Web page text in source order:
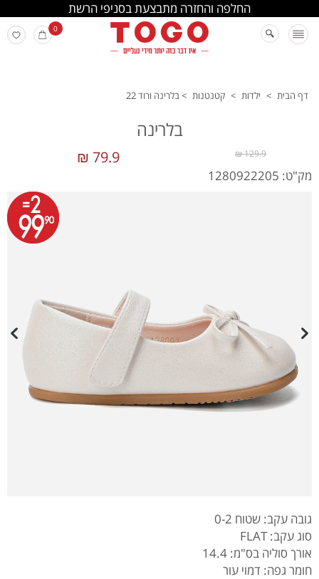
החלפה והחזרה מתבצעת בסניפי הרשת
0
דף הבית > ילדות > קטנטנות >בלרינה ורוד 22
בלרינה
79.9 ₪ 129.9 ₪
מק"ט: 1280922205
גובה עקב: שטוח 0-2
סוג עקב: FLAT
אורך סוליה בס"מ: 14.4
חומר גפה: דמוי עור